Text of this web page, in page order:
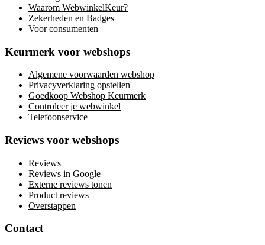
Waarom WebwinkelKeur?
Zekerheden en Badges
Voor consumenten
Keurmerk voor webshops
Algemene voorwaarden webshop
Privacyverklaring opstellen
Goedkoop Webshop Keurmerk
Controleer je webwinkel
Telefoonservice
Reviews voor webshops
Reviews
Reviews in Google
Externe reviews tonen
Product reviews
Overstappen
Contact